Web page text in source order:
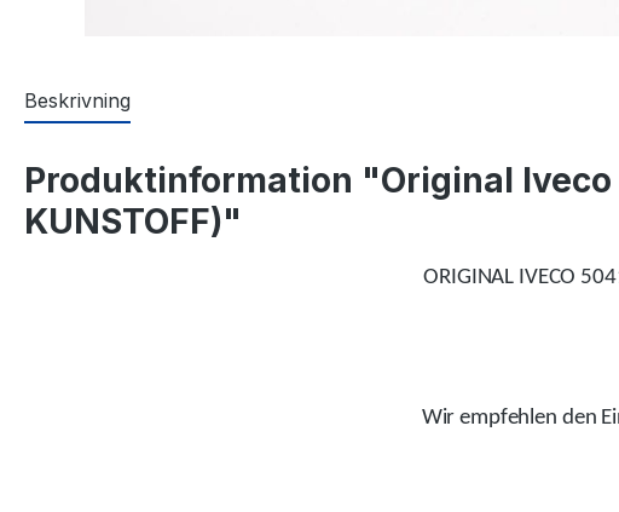
Beskrivning
Produktinformation "Original Iveco
KUNSTOFF)"
ORIGINAL IVECO
Wir empfehlen den